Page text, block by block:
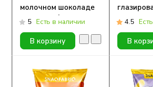
молочном шоколаде
со вкусом Апельсина
и Ананаса без сахара
180г
5 Есть в наличии
В корзину
4.5
В